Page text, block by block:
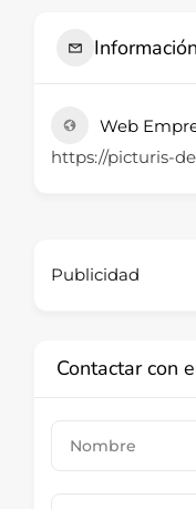
Web
https://picturis-
Publicidad
Contactar con